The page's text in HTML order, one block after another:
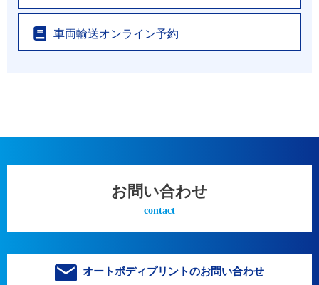
車両輸送オンライン予約
お問い合わせ
contact
オートボディプリントのお問い合わせ